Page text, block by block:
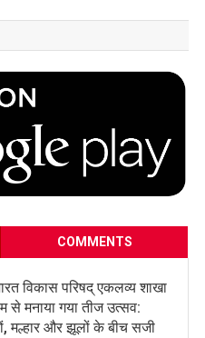
COMMENTS
विकास परिषद् एकलव्य शाखा
से मनाया गया तीज उत्सव:
मल्हार और झूलों के बीच सजी